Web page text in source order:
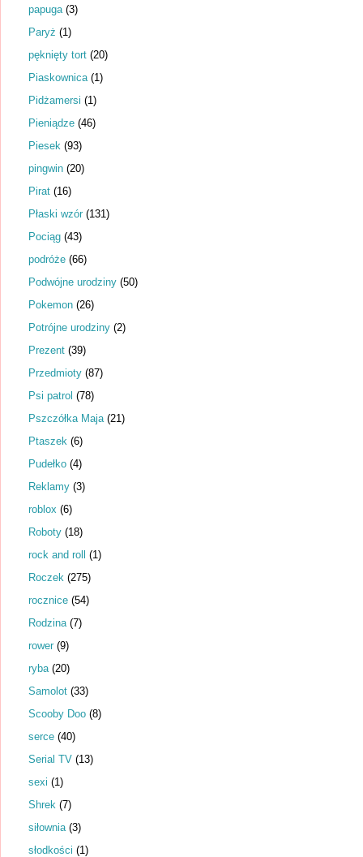
papuga (3)
Paryż (1)
pęknięty tort (20)
Piaskownica (1)
Pidżamersi (1)
Pieniądze (46)
Piesek (93)
pingwin (20)
Pirat (16)
Płaski wzór (131)
Pociąg (43)
podróże (66)
Podwójne urodziny (50)
Pokemon (26)
Potrójne urodziny (2)
Prezent (39)
Przedmioty (87)
Psi patrol (78)
Pszczółka Maja (21)
Ptaszek (6)
Pudełko (4)
Reklamy (3)
roblox (6)
Roboty (18)
rock and roll (1)
Roczek (275)
rocznice (54)
Rodzina (7)
rower (9)
ryba (20)
Samolot (33)
Scooby Doo (8)
serce (40)
Serial TV (13)
sexi (1)
Shrek (7)
siłownia (3)
słodkości (1)